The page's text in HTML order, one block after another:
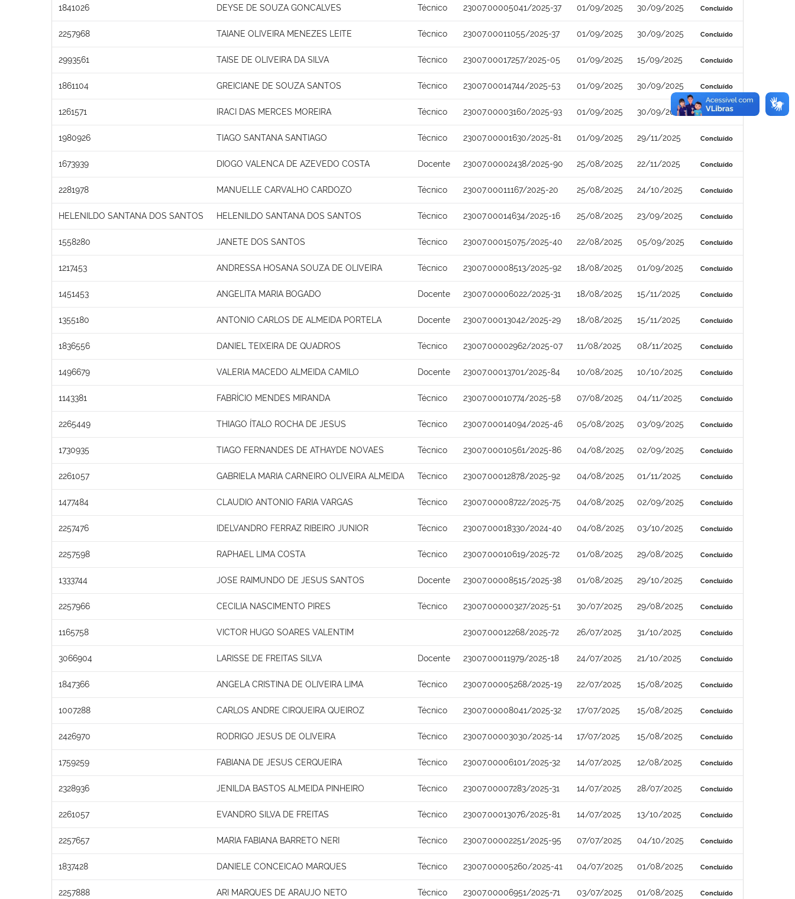
1841026 DEYSE DE SOUZA GONCALVES Técnico 23007.00005041/2025-37 01/09/2025 30/09/2025 Concluído
2257968 TAIANE OLIVEIRA MENEZES LEITE Técnico 23007.00011055/2025-37 01/09/2025 30/09/2025 Concluído
2993561 TAISE DE OLIVEIRA DA SILVA Técnico 23007.00017257/2025-05 01/09/2025 15/09/2025 Concluído
1861104 GREICIANE DE SOUZA SANTOS Técnico 23007.00014744/2025-53 01/09/2025 30/09/2025 Concluído
1261571 IRACI DAS MERCES MOREIRA Técnico 23007.00003160/2025-93 01/09/2025 30/09/2025 Concluído
1980926 TIAGO SANTANA SANTIAGO Técnico 23007.00001630/2025-81 01/09/2025 29/11/2025 Concluído
1673939 DIOGO VALENCA DE AZEVEDO COSTA Docente 23007.00002438/2025-90 25/08/2025 22/11/2025 Concluído
2281978 MANUELLE CARVALHO CARDOZO Técnico 23007.00011167/2025-20 25/08/2025 24/10/2025 Concluído
HELENILDO SANTANA DOS SANTOS HELENILDO SANTANA DOS SANTOS Técnico 23007.00014634/2025-16 25/08/2025 23/09/2025 Concluído
1558280 JANETE DOS SANTOS Técnico 23007.00015075/2025-40 22/08/2025 05/09/2025 Concluído
1217453 ANDRESSA HOSANA SOUZA DE OLIVEIRA Técnico 23007.00008513/2025-92 18/08/2025 01/09/2025 Concluído
1451453 ANGELITA MARIA BOGADO Docente 23007.00006022/2025-31 18/08/2025 15/11/2025 Concluído
1355180 ANTONIO CARLOS DE ALMEIDA PORTELA Docente 23007.00013042/2025-29 18/08/2025 15/11/2025 Concluído
1836556 DANIEL TEIXEIRA DE QUADROS Técnico 23007.00002962/2025-07 11/08/2025 08/11/2025 Concluído
1496679 VALERIA MACEDO ALMEIDA CAMILO Docente 23007.00013701/2025-84 10/08/2025 10/10/2025 Concluído
1143381 FABRÍCIO MENDES MIRANDA Técnico 23007.00010774/2025-58 07/08/2025 04/11/2025 Concluído
2265449 THIAGO ÍTALO ROCHA DE JESUS Técnico 23007.00014094/2025-46 05/08/2025 03/09/2025 Concluído
1730935 TIAGO FERNANDES DE ATHAYDE NOVAES Técnico 23007.00010561/2025-86 04/08/2025 02/09/2025 Concluído
2261057 GABRIELA MARIA CARNEIRO OLIVEIRA ALMEIDA Técnico 23007.00012878/2025-92 04/08/2025 01/11/2025 Concluído
1477484 CLAUDIO ANTONIO FARIA VARGAS Técnico 23007.00008722/2025-75 04/08/2025 02/09/2025 Concluído
2257476 IDELVANDRO FERRAZ RIBEIRO JUNIOR Técnico 23007.00018330/2024-40 04/08/2025 03/10/2025 Concluído
2257598 RAPHAEL LIMA COSTA Técnico 23007.00010619/2025-72 01/08/2025 29/08/2025 Concluído
1333744 JOSE RAIMUNDO DE JESUS SANTOS Docente 23007.00008515/2025-38 01/08/2025 29/10/2025 Concluído
2257966 CECILIA NASCIMENTO PIRES Técnico 23007.00000327/2025-51 30/07/2025 29/08/2025 Concluído
1165758 VICTOR HUGO SOARES VALENTIM 23007.00012268/2025-72 26/07/2025 31/10/2025 Concluído
3066904 LARISSE DE FREITAS SILVA Docente 23007.00011979/2025-18 24/07/2025 21/10/2025 Concluído
1847366 ANGELA CRISTINA DE OLIVEIRA LIMA Técnico 23007.00005268/2025-19 22/07/2025 15/08/2025 Concluído
1007288 CARLOS ANDRE CIRQUEIRA QUEIROZ Técnico 23007.00008041/2025-32 17/07/2025 15/08/2025 Concluído
2426970 RODRIGO JESUS DE OLIVEIRA Técnico 23007.00003030/2025-14 17/07/2025 15/08/2025 Concluído
1759259 FABIANA DE JESUS CERQUEIRA Técnico 23007.00006101/2025-32 14/07/2025 12/08/2025 Concluído
2328936 JENILDA BASTOS ALMEIDA PINHEIRO Técnico 23007.00007283/2025-31 14/07/2025 28/07/2025 Concluído
2261057 EVANDRO SILVA DE FREITAS Técnico 23007.00013076/2025-81 14/07/2025 13/10/2025 Concluído
2257657 MARIA FABIANA BARRETO NERI Técnico 23007.00002251/2025-95 07/07/2025 04/10/2025 Concluído
1837428 DANIELE CONCEICAO MARQUES Técnico 23007.00005260/2025-41 04/07/2025 01/08/2025 Concluído
2257888 ARI MARQUES DE ARAUJO NETO Técnico 23007.00006951/2025-71 03/07/2025 01/08/2025 Concluído